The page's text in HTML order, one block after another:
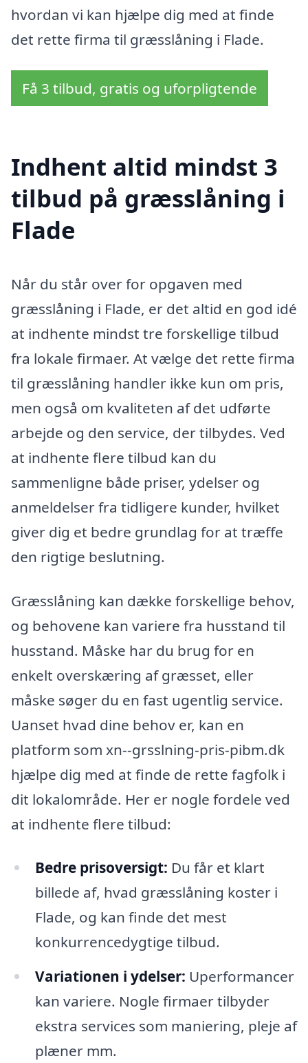
hvordan vi kan hjælpe dig med at finde
det rette firma til græsslåning i Flade.
Få 3 tilbud, gratis og uforpligtende
Indhent altid mindst 3
tilbud på græsslåning i
Flade
Når du står over for opgaven med
græsslåning i Flade, er det altid en god idé
at indhente mindst tre forskellige tilbud
fra lokale firmaer. At vælge det rette firma
til græsslåning handler ikke kun om pris,
men også om kvaliteten af det udførte
arbejde og den service, der tilbydes. Ved
at indhente flere tilbud kan du
sammenligne både priser, ydelser og
anmeldelser fra tidligere kunder, hvilket
giver dig et bedre grundlag for at træffe
den rigtige beslutning.
Græsslåning kan dække forskellige behov,
og behovene kan variere fra husstand til
husstand. Måske har du brug for en
enkelt overskæring af græsset, eller
måske søger du en fast ugentlig service.
Uanset hvad dine behov er, kan en
platform som xn--grsslning-pris-pibm.dk
hjælpe dig med at finde de rette fagfolk i
dit lokalområde. Her er nogle fordele ved
at indhente flere tilbud:
Bedre prisoversigt: Du får et klart
billede af, hvad græsslåning koster i
Flade, og kan finde det mest
konkurrencedygtige tilbud.
Variationen i ydelser: Uperformancer
kan variere. Nogle firmaer tilbyder
ekstra services som maniering, pleje af
plæner mm.